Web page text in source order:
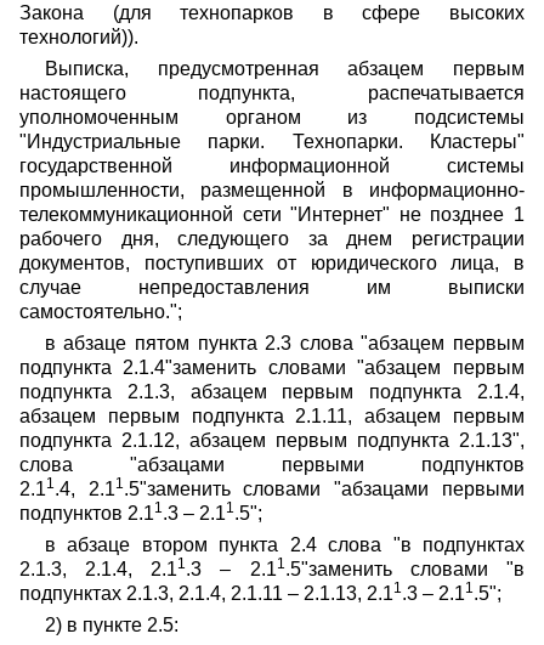
Закона (для технопарков в сфере высоких
технологий)).
Выписка, предусмотренная абзацем первым
настоящего подпункта, распечатывается
уполномоченным органом из подсистемы
"Индустриальные парки. Технопарки. Кластеры"
государственной информационной системы
промышленности, размещенной в информационно-
телекоммуникационной сети "Интернет" не позднее 1
рабочего дня, следующего за днем регистрации
документов, поступивших от юридического лица, в
случае непредоставления им выписки
самостоятельно.";
в абзаце пятом пункта 2.3 слова "абзацем первым
подпункта 2.1.4"заменить словами "абзацем первым
подпункта 2.1.3, абзацем первым подпункта 2.1.4,
абзацем первым подпункта 2.1.11, абзацем первым
подпункта 2.1.12, абзацем первым подпункта 2.1.13",
слова "абзацами первыми подпунктов
2.11.4, 2.11.5"заменить словами "абзацами первыми
подпунктов 2.11.3 – 2.11.5";
в абзаце втором пункта 2.4 слова "в подпунктах
2.1.3, 2.1.4, 2.11.3 – 2.11.5"заменить словами "в
подпунктах 2.1.3, 2.1.4, 2.1.11 – 2.1.13, 2.11.3 – 2.11.5";
2) в пункте 2.5: